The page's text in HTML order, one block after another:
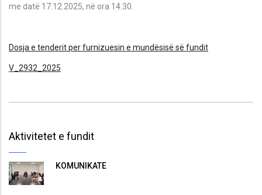
me datë 17.12.2025, në ora 14:30.
Dosja e tenderit per furnizuesin e mundësisë së fundit
V_2932_2025
Aktivitetet e fundit
KOMUNIKATË